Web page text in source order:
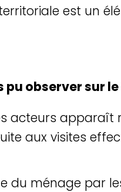
est un
observer sur
acteurs
aux visites
du ménage par